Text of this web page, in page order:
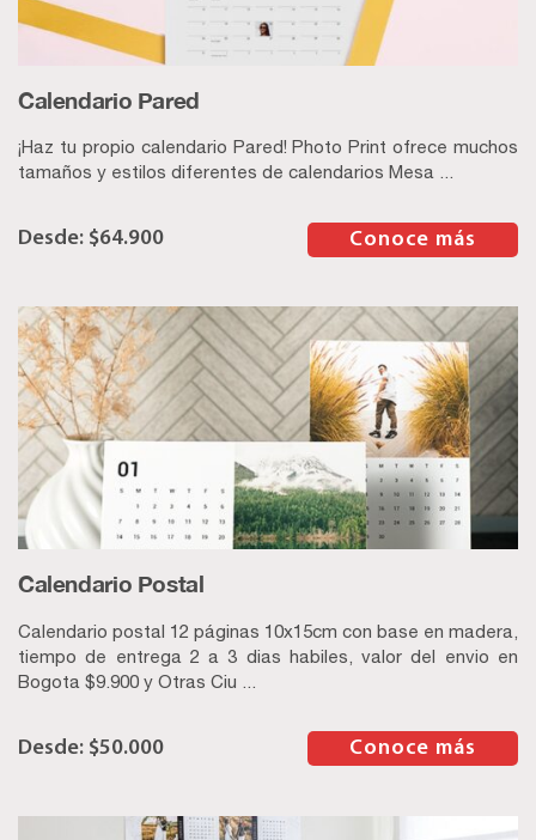
Calendario Pared
¡Haz tu propio calendario Pared! Photo Print ofrece muchos
tamaños y estilos diferentes de calendarios Mesa ...
$64.900 Conoce más
Calendario Postal
Calendario postal 12 páginas 10x15cm con base en madera,
tiempo de entrega 2 a 3 dias habiles, valor del envio en
Bogota $9.900 y Otras Ciu ...
$50.000 Conoce más